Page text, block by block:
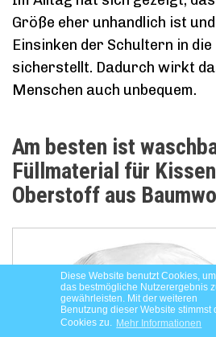
Diese Website benutzt Cookies,
das bestmögliche Nutzerergebnis
gewährleisten. Mit der weiteren
Benutzung dieser Website stimmst
Cookies zu. Mehr Informationen
Größe eher unhandlich ist
Einsinken der Schultern in
sicherstellt. Dadurch wirkt
Menschen auch unbequem.
Am besten ist
Füllmaterial für
Oberstoff aus